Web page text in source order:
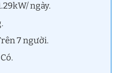
ngày.
7 người.
Có.